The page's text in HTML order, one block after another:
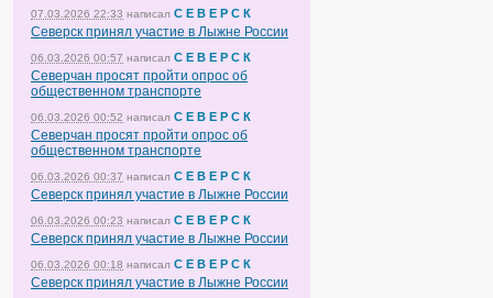
07.03.2026 22:33 написал С Е В Е Р С К
Северск принял участие в Лыжне России
06.03.2026 00:57 написал С Е В Е Р С К
Северчан просят пройти опрос об
общественном транспорте
06.03.2026 00:52 написал С Е В Е Р С К
Северчан просят пройти опрос об
общественном транспорте
06.03.2026 00:37 написал С Е В Е Р С К
Северск принял участие в Лыжне России
06.03.2026 00:23 написал С Е В Е Р С К
Северск принял участие в Лыжне России
06.03.2026 00:18 написал С Е В Е Р С К
Северск принял участие в Лыжне России